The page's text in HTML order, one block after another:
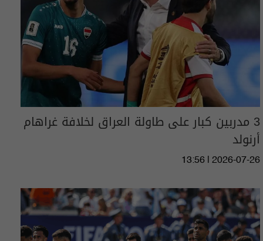
3 مدربين كبار على طاولة العراق لخلافة غراهام
أرنولد
13:56 | 2026-07-26